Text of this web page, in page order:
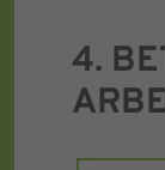
4.